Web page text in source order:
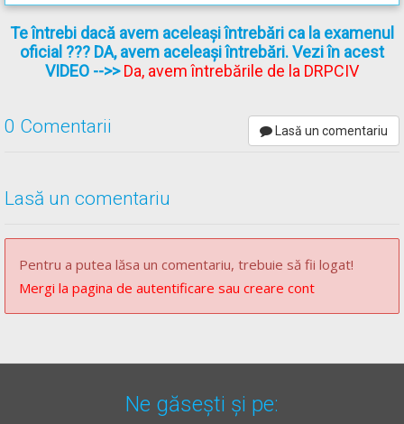
Curs de conduită preventivă -->Curs de conduită preventivă
Te întrebi dacă avem aceleași întrebări ca la examenul
oficial ??? DA, avem aceleași întrebări. Vezi în acest
VIDEO -->>Da, avem întrebările de la DRPCIV
0 Comentarii Lasă un comentariu
Lasă un comentariu
Pentru a putea lăsa un comentariu, trebuie să fii logat!
Mergi la pagina de autentificare sau creare cont
Ne găsești și pe: